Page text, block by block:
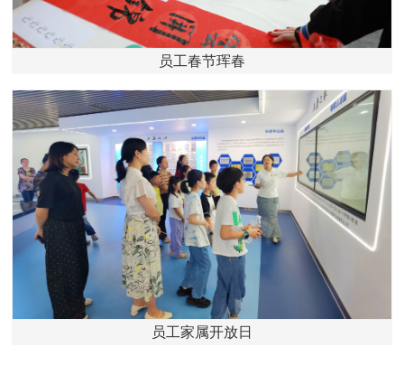
员工春节珲春
员工家属开放日